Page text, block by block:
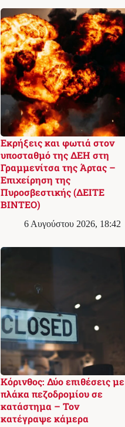
Εκρήξεις και φωτιά στον
υποσταθμό της ΔΕΗ στη
Γραμμενίτσα της Άρτας –
Επιχείρηση της
Πυροσβεστικής (ΔΕΙΤΕ
ΒΙΝΤΕΟ)
6 Αυγούστου 2026, 18:42
Κόρινθος: Δύο επιθέσεις με
πλάκα πεζοδρομίου σε
κατάστημα – Τον
κατέγραψε κάμερα